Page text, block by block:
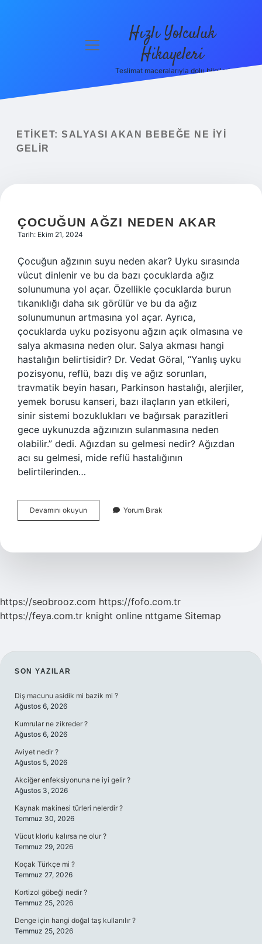
Yasal Uyarı
menüyü
Hızlı Yolculuk
Hikayeleri
Teslimat maceralarıyla dolu bilgiler!
ETIKET: SALYASI AKAN BEBEĞE NE IYI
GELIR
ÇOCUĞUN AĞZI NEDEN AKAR
Tarih: Ekim 21, 2024
Çocuğun ağzının suyu neden akar? Uyku sırasında
vücut dinlenir ve bu da bazı çocuklarda ağız
solunumuna yol açar. Özellikle çocuklarda burun
tıkanıklığı daha sık görülür ve bu da ağız
solunumunun artmasına yol açar. Ayrıca,
çocuklarda uyku pozisyonu ağzın açık olmasına ve
salya akmasına neden olur. Salya akması hangi
hastalığın belirtisidir? Dr. Vedat Göral, “Yanlış uyku
pozisyonu, reflü, bazı diş ve ağız sorunları,
travmatik beyin hasarı, Parkinson hastalığı, alerjiler,
yemek borusu kanseri, bazı ilaçların yan etkileri,
sinir sistemi bozuklukları ve bağırsak parazitleri
gece uykunuzda ağzınızın sulanmasına neden
olabilir.” dedi. Ağızdan su gelmesi nedir? Ağızdan
acı su gelmesi, mide reflü hastalığının
belirtilerinden…
Devamını okuyun Çocuğun
Ağzı
Yorum Bırak
https://seobrooz.com https://fofo.com.tr
https://feya.com.tr knight online nttgame Sitemap
SIDEBAR
SON YAZILAR
Diş macunu asidik mi bazik mi ?
Ağustos 6, 2026
Kumrular ne zikreder ?
Ağustos 6, 2026
Aviyet nedir ?
Ağustos 5, 2026
Akciğer enfeksiyonuna ne iyi gelir ?
Ağustos 3, 2026
Kaynak makinesi türleri nelerdir ?
Temmuz 30, 2026
Vücut klorlu kalırsa ne olur ?
Temmuz 29, 2026
Koçak Türkçe mi ?
Temmuz 27, 2026
Kortizol göbeği nedir ?
Temmuz 25, 2026
Denge için hangi doğal taş kullanılır ?
Temmuz 25, 2026